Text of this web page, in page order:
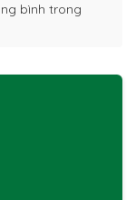
bình trong